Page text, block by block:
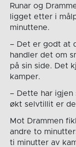
Runar og
ligget etter i
minuttene.
– Det er godt at
handler det om
på sin side. Det
kamper.
– Dette har igjen
økt selvtillit er
Mot Drammen
andre to
ti minutter av